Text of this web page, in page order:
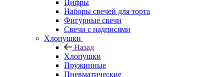
Цифры
Наборы свечей для торта
Фигурные свечи
Свечи с надписями
Хлопушки
Назад
Хлопушки
Пружинные
Пневматические